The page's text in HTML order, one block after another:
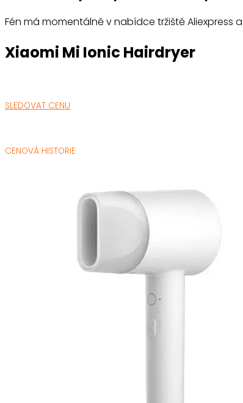
Fén má momentálně v nabídce tržiště Aliexpress
Xiaomi Mi Ionic Hairdryer
SLEDOVAT CENU
CENOVÁ HISTORIE